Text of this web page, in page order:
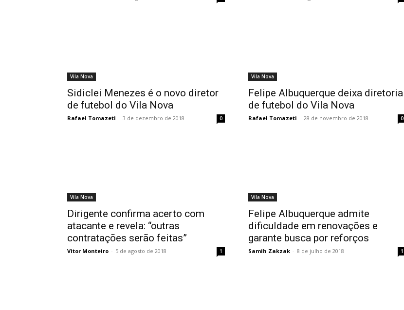
Vila Nova
Sidiclei Menezes é o novo diretor
de futebol do Vila Nova
Rafael Tomazeti - 3 de dezembro de 2018 0
Vila Nova
Felipe Albuquerque deixa diretoria
de futebol do Vila Nova
Rafael Tomazeti - 28 de novembro de 2018 0
Vila Nova
Dirigente confirma acerto com
atacante e revela: “outras
contratações serão feitas”
Vitor Monteiro - 5 de agosto de 2018 1
Vila Nova
Felipe Albuquerque admite
dificuldade em renovações e
garante busca por reforços
Samih Zakzak - 8 de julho de 2018 1